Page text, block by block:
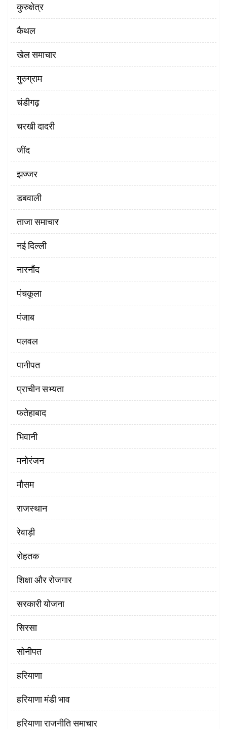
कुरुक्षेत्र
कैथल
खेल समाचार
गुरुग्राम
चंडीगढ़
चरखी दादरी
‌जींद
झज्जर
डबवाली
ताजा समाचार
नई दिल्ली
नारनौंद
पंचकूला
पंजाब
पलवल
पानीपत
प्राचीन सभ्यता
फतेहाबाद
भिवानी
मनोरंजन
मौसम
राजस्थान
रेवाड़ी
रोहतक
शिक्षा और रोजगार
सरकारी योजना
सिरसा
सोनीपत
हरियाणा
हरियाणा मंडी भाव
हरियाणा राजनीति समाचार